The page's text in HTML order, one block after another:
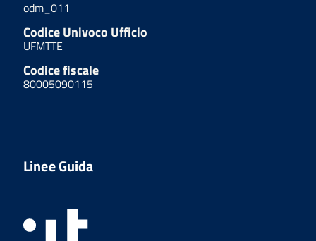
odm_011
Codice Univoco Ufficio
UFMTTE
Codice fiscale
80005090115
Linee Guida